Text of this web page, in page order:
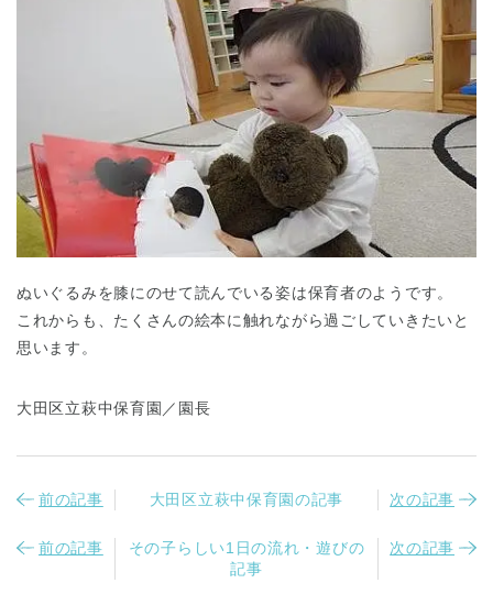
ぬいぐるみを膝にのせて読んでいる姿は保育者のようです。
これからも、たくさんの絵本に触れながら過ごしていきたいと
思います。
大田区立萩中保育園／園長
前の記事 大田区立萩中保育園の記事 次の記事
前の記事
その子らしい1日の流れ・遊びの
記事
次の記事